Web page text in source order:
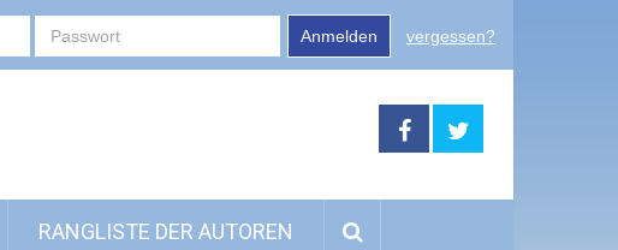
Anmelden vergessen?
RANGLISTE DER AUTOREN